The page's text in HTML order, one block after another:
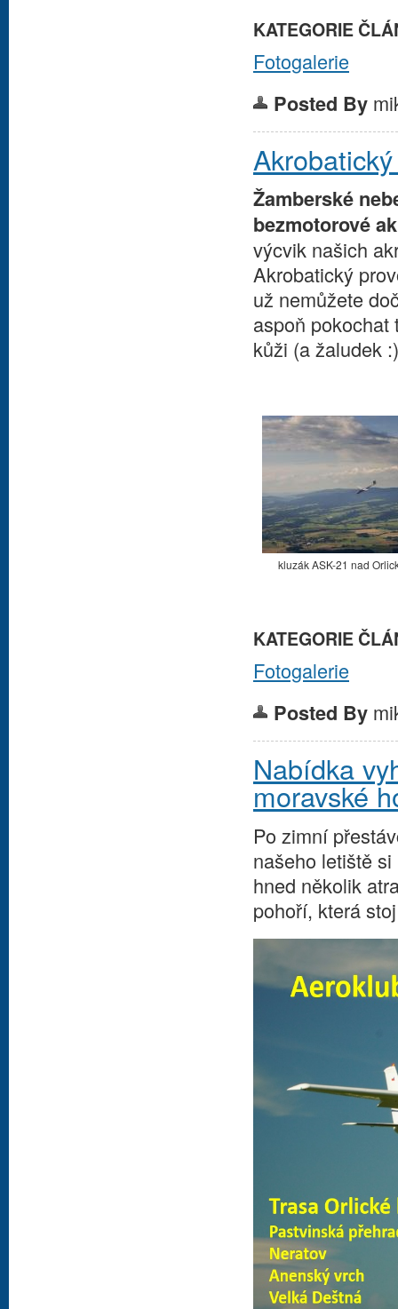
KATEGORIE
Fotogalerie
Posted By
Žamberské
bezmotorové
výcvik našich
Akrobatický
už nemůžete
aspoň
kůži (a žaludek
kluzák ASK-21 nad
KATEGORIE
Fotogalerie
Posted By
Nabídka
moravské
Po zimní
našeho letiště
hned několik
pohoří, která